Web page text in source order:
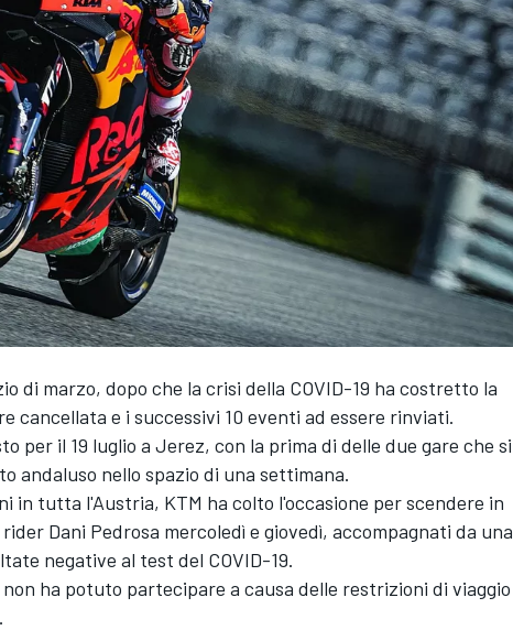
di marzo, dopo che la crisi della COVID-19 ha costretto la
cancellata e i successivi 10 eventi ad essere rinviati.
per il 19 luglio a Jerez, con la prima di delle due gare che si
andaluso nello spazio di una settimana.
in tutta l'Austria, KTM ha colto l'occasione per scendere in
Dani Pedrosa mercoledì e giovedì, accompagnati da una
negative al test del COVID-19.
ha potuto partecipare a causa delle restrizioni di viaggio